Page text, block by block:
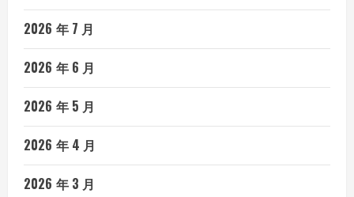
2026 年 7 月
2026 年 6 月
2026 年 5 月
2026 年 4 月
2026 年 3 月